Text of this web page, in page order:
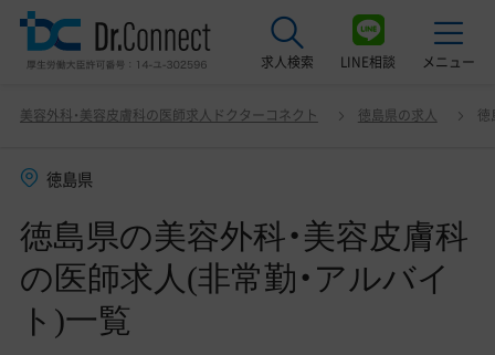
求人検索 LINE相談 メニュー
美容クリニック見学ご希望の方はこちら
サービス紹介
ドクターコネクトの強み
エージェント紹介
美容外科・美容皮膚科の医師求人ドクターコネクト 徳島県の求人 徳
徳島県
徳島県の美容外科・美容皮膚科
の医師求人(非常勤・アルバイ
ト)一覧
徳島県の美容外科・美容皮膚科の医師求人(非常勤・ア
ルバイト)一覧
変更